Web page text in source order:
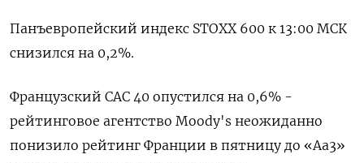
Панъевропейский индекс STOXX 600 к 13:00 МСК
снизился на 0,2%.
Французский CAC 40 опустился на 0,6% -
рейтинговое агентство Moody's неожиданно
понизило рейтинг Франции в пятницу до «Aa3»